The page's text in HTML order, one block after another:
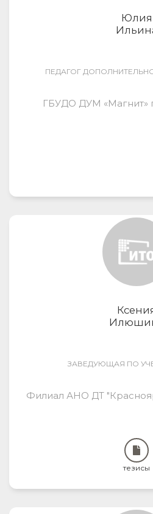
Юлия
ПЕДАГОГ
ГБУДО ДУМ «Магнит»
ЗАВЕДУЮЩАЯ ПО
Филиал АНО ДТ
тезисы